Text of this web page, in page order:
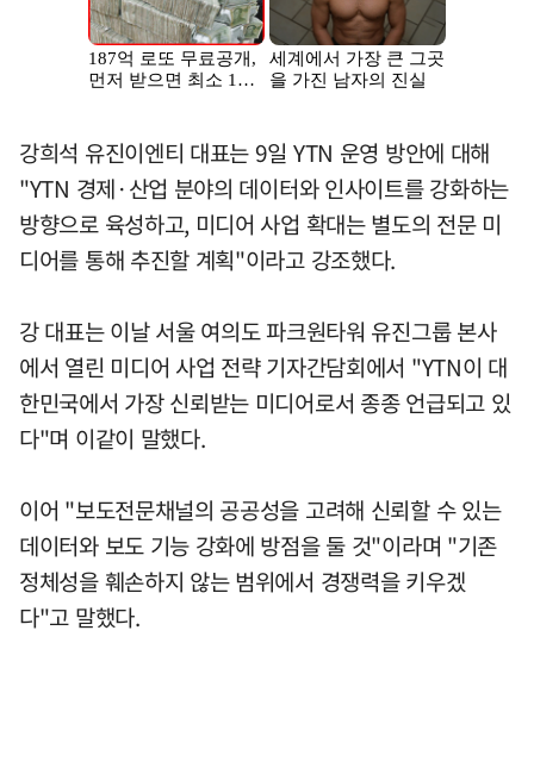
강희석 유진이엔티 대표는 9일 YTN 운영 방안에 대해
"YTN 경제·산업 분야의 데이터와 인사이트를 강화하는
방향으로 육성하고, 미디어 사업 확대는 별도의 전문 미
디어를 통해 추진할 계획"이라고 강조했다.
강 대표는 이날 서울 여의도 파크원타워 유진그룹 본사
에서 열린 미디어 사업 전략 기자간담회에서 "YTN이 대
한민국에서 가장 신뢰받는 미디어로서 종종 언급되고 있
다"며 이같이 말했다.
이어 "보도전문채널의 공공성을 고려해 신뢰할 수 있는
데이터와 보도 기능 강화에 방점을 둘 것"이라며 "기존
정체성을 훼손하지 않는 범위에서 경쟁력을 키우겠
다"고 말했다.